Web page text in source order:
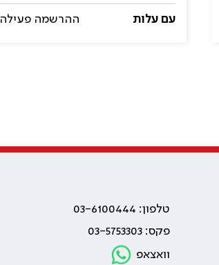
עם עלות ההרשמה פעילה
טלפון: 03-6100444
פקס: 03-5753303
וואצאפ